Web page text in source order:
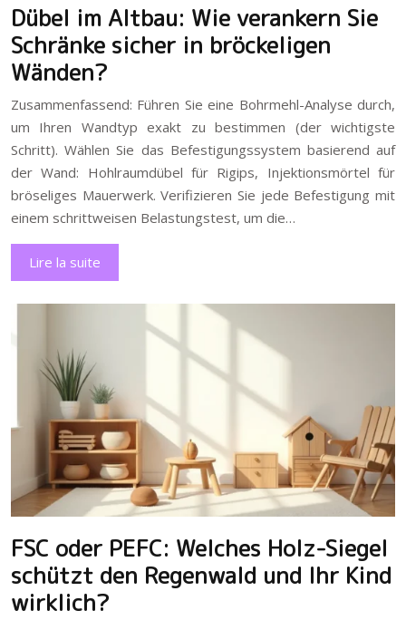
Dübel im Altbau: Wie verankern Sie
Schränke sicher in bröckeligen
Wänden?
Zusammenfassend: Führen Sie eine Bohrmehl-Analyse durch,
um Ihren Wandtyp exakt zu bestimmen (der wichtigste
Schritt). Wählen Sie das Befestigungssystem basierend auf
der Wand: Hohlraumdübel für Rigips, Injektionsmörtel für
bröseliges Mauerwerk. Verifizieren Sie jede Befestigung mit
einem schrittweisen Belastungstest, um die…
Lire la suite
FSC oder PEFC: Welches Holz-Siegel
schützt den Regenwald und Ihr Kind
wirklich?